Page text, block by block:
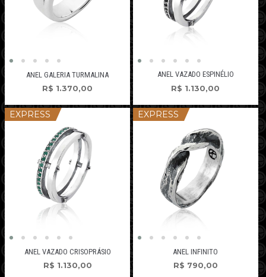
ANEL GALERIA TURMALINA
R$ 1.370,00
ANEL VAZADO ESPINÉLIO
R$ 1.130,00
EXPRESS
ANEL VAZADO CRISOPRÁSIO
R$ 1.130,00
EXPRESS
ANEL INFINITO
R$ 790,00